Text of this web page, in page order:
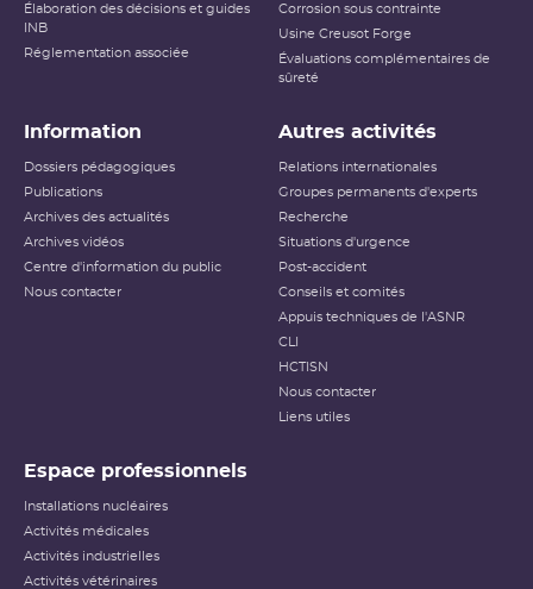
Niveau 5
Accident grave
Niveau 7 Accident majeur
L’échelle INES (International Nuclear and Radiological
au public l’importance d’un événement vis-à-vis de la
sûreté ou de la radioprotection. Cette échelle est
applicable aux événements survenant sur les
événements ayant des conséquences, potentielles ou
réelles, sur la radioprotection du public et des travailleurs.
Elle ne s’applique pas aux événements ayant un impact
habituellement utilisés pour classer les événements
(dose reçue notamment) n’étant pas applicables dans ce
Échelle INES pour le
classement des incidents et
Élaboration des décisions et guides
INB
Réglementation associée
Corrosion sous contrainte
Usine Creusot Forge
Évaluations complémentaires de
sûreté
Information
Dossiers pédagogiques
Publications
Archives des actualités
Archives vidéos
Centre d'information du public
Nous contacter
Autres activités
Relations internationales
Groupes permanents d'experts
Recherche
Situations d'urgence
Post-accident
Conseils et comités
Appuis techniques de l'ASNR
CLI
HCTISN
Nous contacter
Liens utiles
Espace professionnels
Installations nucléaires
Activités médicales
Activités industrielles
Activités vétérinaires